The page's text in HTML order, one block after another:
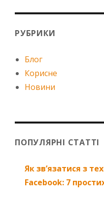
РУБРИКИ
Блог
Корисне
Новини
ПОПУЛЯРНІ СТАТТІ
Як зв’язатися з
Facebook: 7